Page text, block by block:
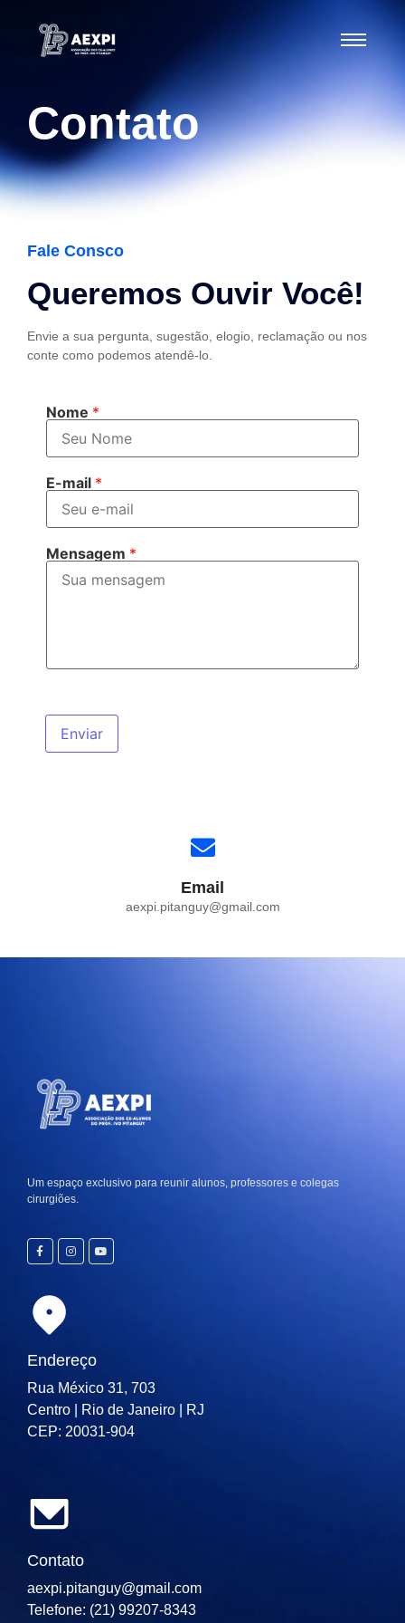
Contato
Fale Consco
Queremos Ouvir Você!
Envie a sua pergunta, sugestão, elogio, reclamação ou nos
conte como podemos atendê-lo.
Nome *
E-mail *
Mensagem *
Enviar
Email
aexpi.pitanguy@gmail.com
Um espaço exclusivo para reunir alunos, professores e colegas
cirurgiões.
Endereço
Rua México 31, 703
Centro | Rio de Janeiro | RJ
CEP: 20031-904
Contato
aexpi.pitanguy@gmail.com
Telefone: (21) 99207-8343